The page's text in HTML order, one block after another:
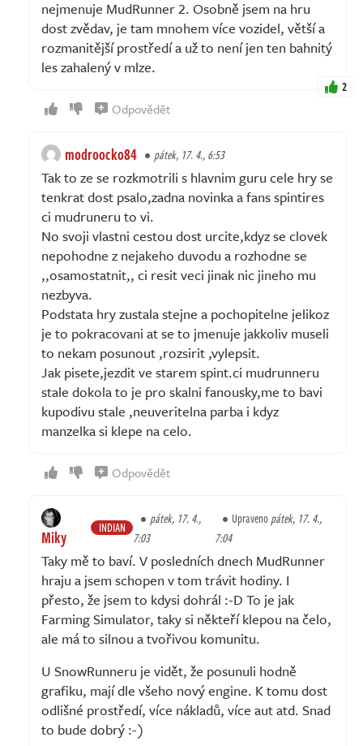
nejmenuje MudRunner 2. Osobně jsem na hru
dost zvědav, je tam mnohem více vozidel, větší a
rozmanitější prostředí a už to není jen ten bahnitý
les zahalený v mlze.
2
Odpovědět
modroocko84 pátek, 17. 4., 6:53
Tak to ze se rozkmotrili s hlavnim guru cele hry se
tenkrat dost psalo,zadna novinka a fans spintires
ci mudruneru to vi.
No svoji vlastni cestou dost urcite,kdyz se clovek
nepohodne z nejakeho duvodu a rozhodne se
,,osamostatnit,, ci resit veci jinak nic jineho mu
nezbyva.
Podstata hry zustala stejne a pochopitelne jelikoz
je to pokracovani at se to jmenuje jakkoliv museli
to nekam posunout ,rozsirit ,vylepsit.
Jak pisete,jezdit ve starem spint.ci mudrunneru
stale dokola to je pro skalni fanousky,me to bavi
kupodivu stale ,neuveritelna parba i kdyz
manzelka si klepe na celo.
Odpovědět
Miky INDIAN
pátek, 17. 4.,
7:03
Upravenopátek, 17. 4.,
7:04
Taky mě to baví. V posledních dnech MudRunner
hraju a jsem schopen v tom trávit hodiny. I
přesto, že jsem to kdysi dohrál :-D To je jak
Farming Simulator, taky si někteří klepou na čelo,
ale má to silnou a tvořivou komunitu.
U SnowRunneru je vidět, že posunuli hodně
grafiku, mají dle všeho nový engine. K tomu dost
odlišné prostředí, více nákladů, více aut atd. Snad
to bude dobrý :-)